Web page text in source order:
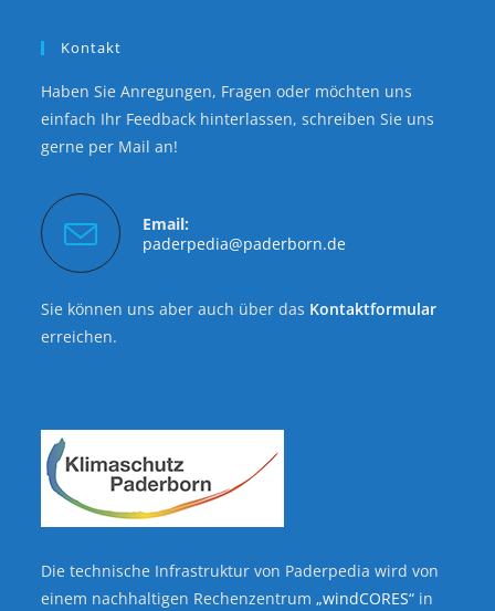
Kontakt
Haben Sie Anregungen, Fragen oder möchten uns
einfach Ihr Feedback hinterlassen, schreiben Sie uns
gerne per Mail an!
Email:
paderpedia@paderborn.de
Sie können uns aber auch über das Kontaktformular
erreichen.
Die technische Infrastruktur von Paderpedia wird von
einem nachhaltigen Rechenzentrum„windCORES“ in